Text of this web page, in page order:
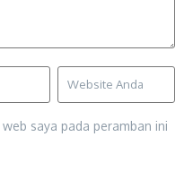
saya pada peramban ini